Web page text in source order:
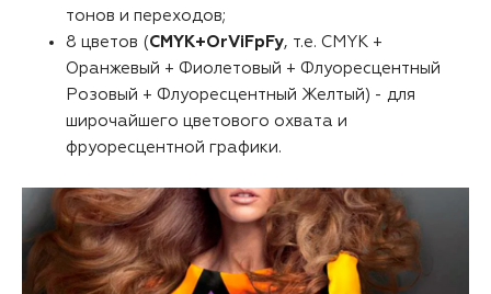
тонов и переходов;
8 цветов (CMYK+OrViFpFy, т.е. CMYK +
Оранжевый + Фиолетовый + Флуоресцентный
Розовый + Флуоресцентный Желтый) - для
широчайшего цветового охвата и
фруоресцентной графики.